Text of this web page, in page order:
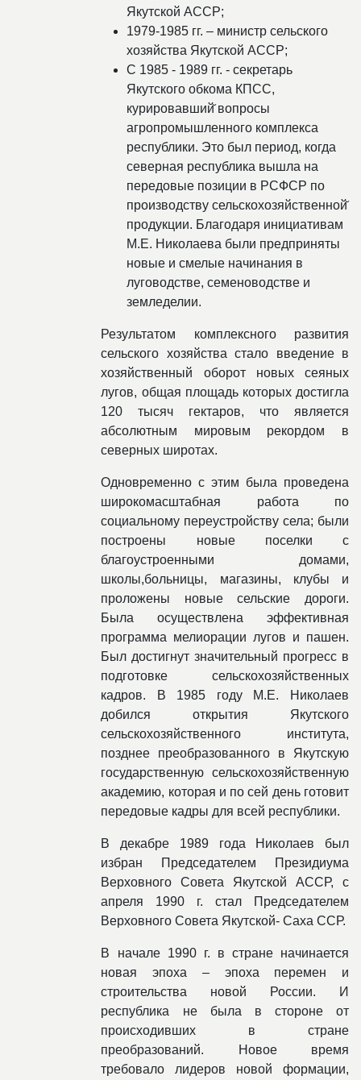
Якутской АССР;
1979-1985 гг. – министр сельского
хозяйства Якутской АССР;
С 1985 - 1989 гг. - секретарь
Якутского обкома КПСС,
курировавший̆ вопросы
агропромышленного комплекса
республики. Это был период, когда
северная республика вышла на
передовые позиции в РСФСР по
производству сельскохозяйственной̆
продукции. Благодаря инициативам
М.Е. Николаева были предприняты
новые и смелые начинания в
луговодстве, семеноводстве и
земледелии.
Результатом комплексного развития
сельского хозяйства стало введение в
хозяйственный оборот новых сеяных
лугов, общая площадь которых достигла
120 тысяч гектаров, что является
абсолютным мировым рекордом в
северных широтах.
Одновременно с этим была проведена
широкомасштабная работа по
социальному переустройству села; были
построены новые поселки с
благоустроенными домами,
школы,больницы, магазины, клубы и
проложены новые сельские дороги.
Была осуществлена эффективная
программа мелиорации лугов и пашен.
Был достигнут значительный прогресс в
подготовке сельскохозяйственных
кадров. В 1985 году М.Е. Николаев
добился открытия Якутского
сельскохозяйственного института,
позднее преобразованного в Якутскую
государственную сельскохозяйственную
академию, которая и по сей день готовит
передовые кадры для всей республики.
В декабре 1989 года Николаев был
избран Председателем Президиума
Верховного Совета Якутской АССР, с
апреля 1990 г. стал Председателем
Верховного Совета Якутской- Саха ССР.
В начале 1990 г. в стране начинается
новая эпоха – эпоха перемен и
строительства новой России. И
республика не была в стороне от
происходивших в стране
преобразований. Новое время
требовало лидеров новой формации,